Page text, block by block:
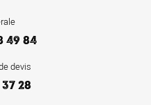
49 84
devis
37 28